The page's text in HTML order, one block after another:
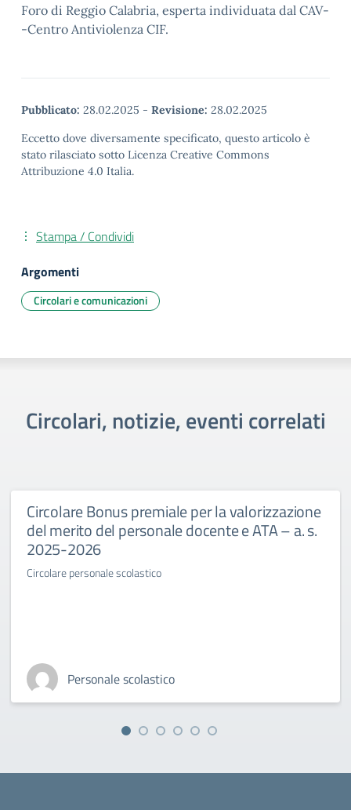
Foro di Reggio Calabria, esperta individuata dal CAV-
-Centro Antiviolenza CIF.
Pubblicato: 28.02.2025 - Revisione: 28.02.2025
Eccetto dove diversamente specificato, questo articolo è
stato rilasciato sotto Licenza Creative Commons
Attribuzione 4.0 Italia.
Stampa / Condividi
Argomenti
Circolari e comunicazioni
Circolari, notizie, eventi correlati
Circolare Bonus premiale per la valorizzazione
del merito del personale docente e ATA – a. s.
2025-2026
Circolare personale scolastico
Personale scolastico